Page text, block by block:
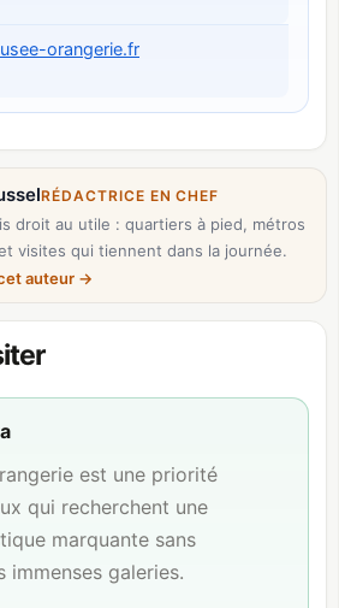
orangerie.fr
RÉDACTRICE EN CHEF
droit au utile : quartiers à pied, métros
visites qui tiennent dans la journée.
auteur →
est une priorité
qui recherchent une
marquante sans
immenses galeries.